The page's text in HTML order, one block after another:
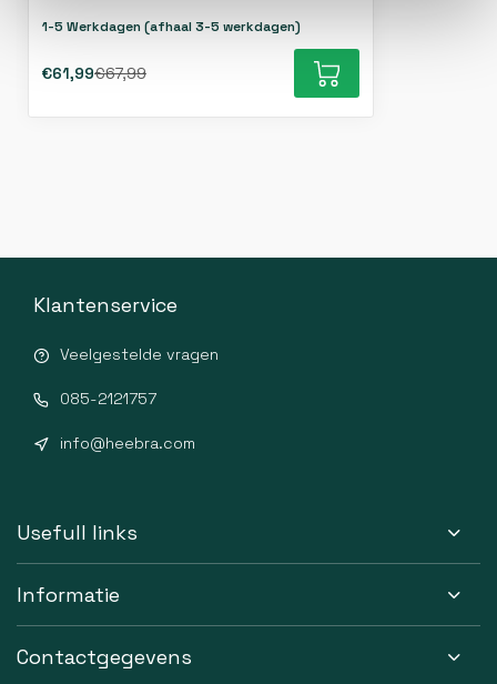
1-5 Werkdagen (afhaal 3-5 werkdagen)
€61,99€67,99
Klantenservice
Veelgestelde vragen
085-2121757
info@heebra.com
Usefull links
Informatie
Contactgegevens